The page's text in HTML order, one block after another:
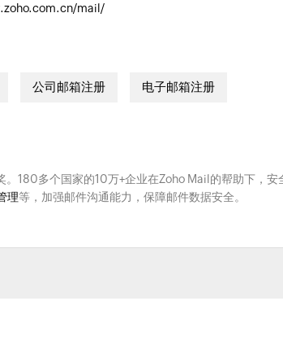
mail/
公司邮箱注册 电子邮箱注册
180多个国家的10万+企业在Zoho Mail的帮助下，安
理等，加强邮件沟通能力，保障邮件数据安全。